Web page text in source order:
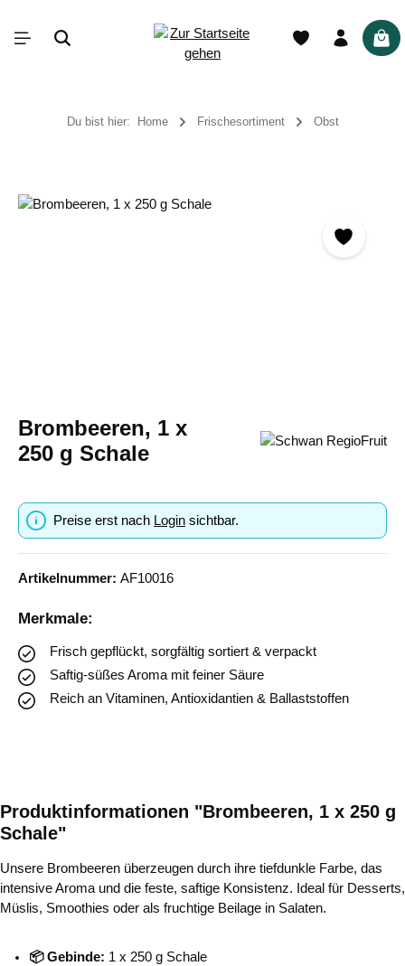
Du bist hier: Home Frischesortiment Obst
Bildergalerie überspringen
Brombeeren, 1 x
250 g Schale
Preise erst nach Login sichtbar.
Artikelnummer: AF10016
Merkmale:
Frisch gepflückt, sorgfältig sortiert & verpackt
Saftig-süßes Aroma mit feiner Säure
Reich an Vitaminen, Antioxidantien & Ballaststoffen
Produktinformationen "Brombeeren, 1 x 250 g
Schale"
Unsere Brombeeren überzeugen durch ihre tiefdunkle Farbe, das
intensive Aroma und die feste, saftige Konsistenz. Ideal für Desserts,
Müslis, Smoothies oder als fruchtige Beilage in Salaten.
📦 Gebinde: 1 x 250 g Schale